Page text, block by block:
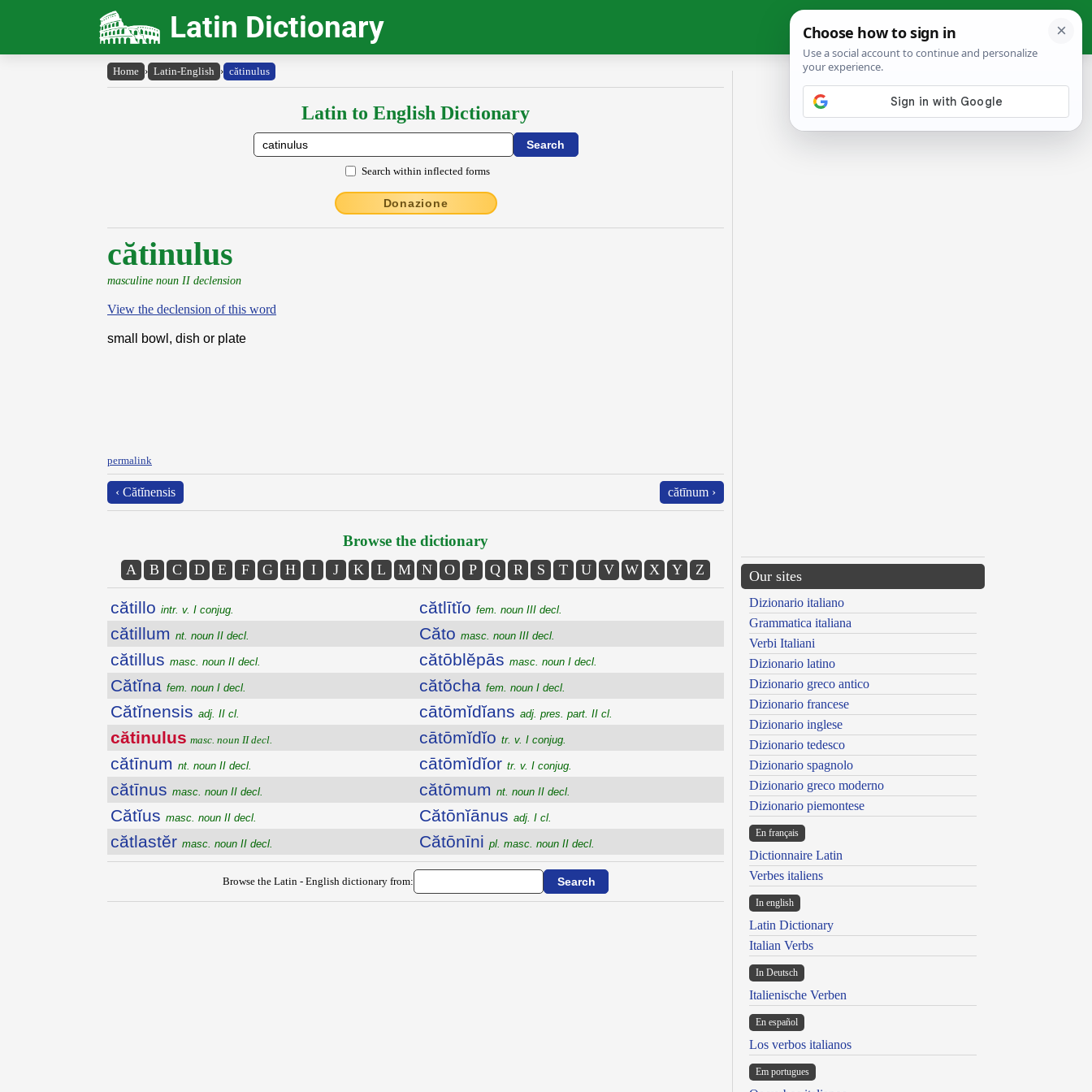
Latin Dictionary
Home › Latin-English › cătinulus
Latin to English Dictionary
Search within inflected forms
Donazione
cătinulus
masculine noun II declension
View the declension of this word
small bowl, dish or plate
permalink
‹ Cătĭnensis cătīnum ›
Browse the dictionary
A B C D E F G H I J K L M N O P Q R S T U V W X Y Z
cătillo intr. v. I conjug.
cătillum nt. noun II decl.
cătillus masc. noun II decl.
Cătĭna fem. noun I decl.
Cătĭnensis adj. II cl.
cătinulus masc. noun II decl.
cătīnum nt. noun II decl.
cătīnus masc. noun II decl.
Cătĭus masc. noun II decl.
cătlastĕr masc. noun II decl.
cătlītĭo fem. noun III decl.
Căto masc. noun III decl.
cătōblĕpās masc. noun I decl.
cătŏcha fem. noun I decl.
cātōmĭdĭans adj. pres. part. II cl.
cātōmĭdĭo tr. v. I conjug.
cātōmĭdĭor tr. v. I conjug.
cătōmum nt. noun II decl.
Cătōnĭānus adj. I cl.
Cătōnīni pl. masc. noun II decl.
Browse the Latin - English dictionary from:
Our sites
Dizionario italiano
Grammatica italiana
Verbi Italiani
Dizionario latino
Dizionario greco antico
Dizionario francese
Dizionario inglese
Dizionario tedesco
Dizionario spagnolo
Dizionario greco moderno
Dizionario piemontese
En français
Dictionnaire Latin
Verbes italiens
In english
Latin Dictionary
Italian Verbs
In Deutsch
Italienische Verben
En español
Los verbos italianos
Em portugues